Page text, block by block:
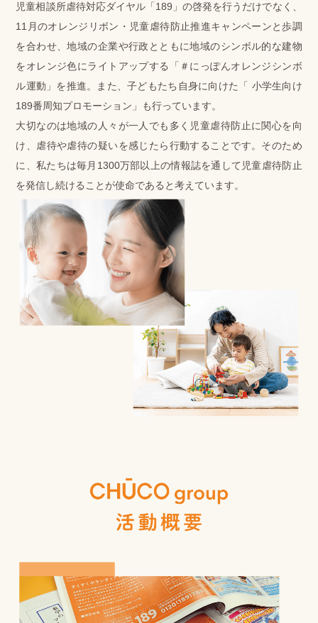
児童相談所虐待対応ダイヤル「189」の啓発を行うだけでなく、
11月のオレンジリボン・児童虐待防止推進キャンペーンと歩調
を合わせ、地域の企業や行政とともに地域のシンボル的な建物
をオレンジ色にライトアップする「＃にっぽんオレンジシンボ
ル運動」を推進。また、子どもたち自身に向けた「 小学生向け
189番周知プロモーション」も行っています。
大切なのは地域の人々が一人でも多く児童虐待防止に関心を向
け、虐待や虐待の疑いを感じたら行動することです。そのため
に、私たちは毎月1300万部以上の情報誌を通して児童虐待防止
を発信し続けることが使命であると考えています。